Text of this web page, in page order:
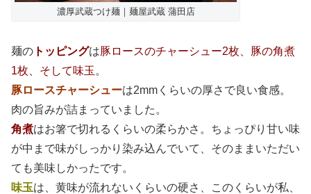
濃厚武蔵つけ麺｜麺屋武蔵 蒲田店
麺の トッピングは豚ロースのチャーシュー2枚、豚の角煮
1枚、そして味玉 。
豚ロースチャーシューは2mmくらいの厚さで良い食感。
肉の旨みが詰まっていました。
角煮はお箸で切れるくらいの柔らかさ。ちょっぴり甘い味
が中まで味がしっかり染み込んでいて、そのままいただい
ても美味しかったです。
味玉は、黄味が流れないくらいの硬さ、このくらいが私、